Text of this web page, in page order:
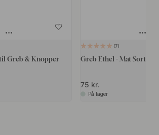
Greb & Knopper
7
Greb Ethel - Mat Sort
75 kr.
På lager